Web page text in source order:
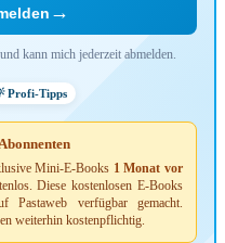
→
und kann mich jederzeit abmelden.
Profi-Tipps
Mini-E-Books 1 Monat vor
Diese kostenlosen E-Books
Pastaweb verfügbar gemacht.
weiterhin kostenpflichtig.